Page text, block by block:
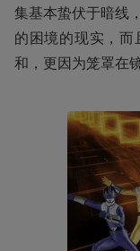
集基本蛰伏于暗线
的困境的现实，
和，更因为笼罩在